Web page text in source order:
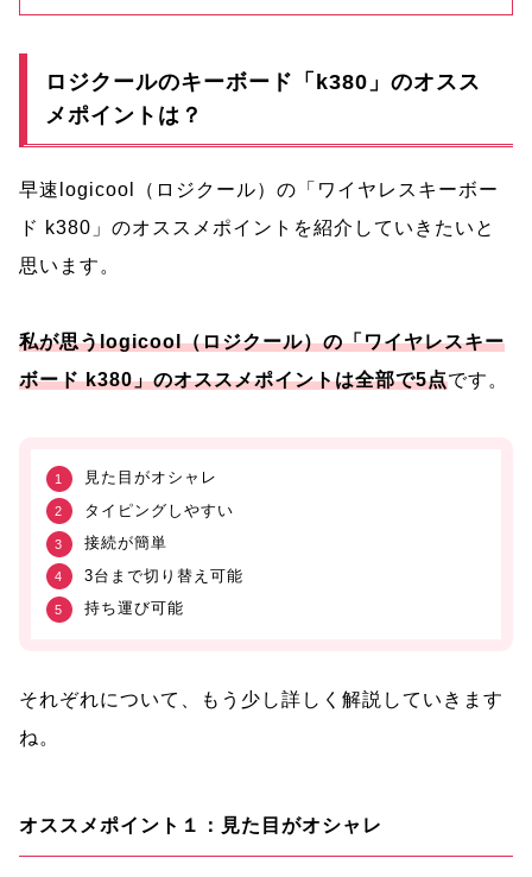
ロジクールのキーボード「k380」のオスス
メポイントは？
早速logicool（ロジクール）の「ワイヤレスキーボー
ド k380」のオススメポイントを紹介していきたいと
思います。
私が思うlogicool（ロジクール）の「ワイヤレスキー
ボード k380」のオススメポイントは全部で5点です。
見た目がオシャレ
タイピングしやすい
接続が簡単
3台まで切り替え可能
持ち運び可能
それぞれについて、もう少し詳しく解説していきます
ね。
オススメポイント１：見た目がオシャレ